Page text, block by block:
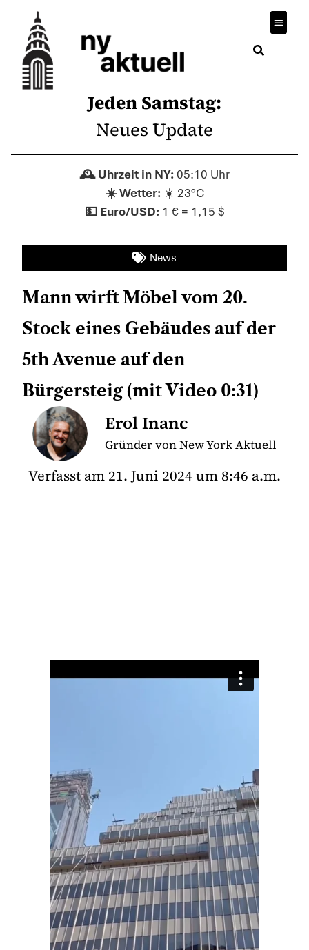
Jeden Samstag:
Neues Update
05:10 Uhr
☀️ 23°C
1 € = 1,15 $
News
Mann wirft Möbel vom 20.
Stock eines Gebäudes auf der
5th Avenue auf den
Bürgersteig (mit Video 0:31)
Erol Inanc
Gründer von New York Aktuell
Verfasst am 21. Juni 2024um 8:46 a.m.